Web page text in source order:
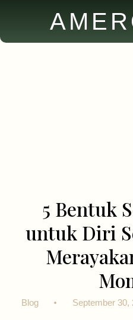
5 Bentuk
untuk Diri
Blog September 30,